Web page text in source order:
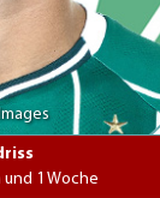
1 Woche